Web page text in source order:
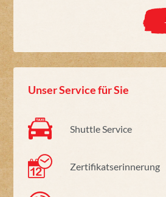
Unser Service für Sie
Shuttle Service
Zertifikatserinnerung